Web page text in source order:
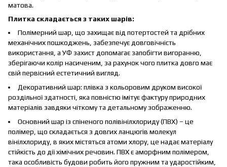
матова.
Плитка складається з таких шарів:
Полімерний шар, що захищає від потертостей та дрібних
механічних пошкоджень, забезпечує довговічність
використання, а УФ захист допомагає запобігти вигоранню,
зберігаючи колір насиченим, за рахунок чого плитка довго має
свій первісний естетичний вигляд.
Декоративний шар: плівка з кольоровим друком високої
роздільної здатності, яка повністю імітує фактуру природних
матеріалів завдяки чіткому та детальному зображенню.
Основний шар із спіненого полівінілхлориду (ПВХ) – це
полімер, що складається з довгих ланцюгів молекул
вінілхлориду, в яких містяться атоми хлору, це надає матеріалу
стійкість до дії хімічних речовин. ПВХ є аморфним полімером,
така особливість будови робить його пружним та ударостійким,